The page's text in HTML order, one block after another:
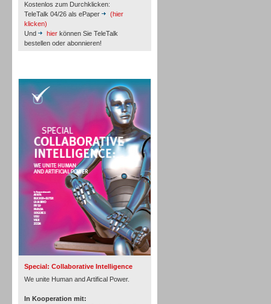
Kostenlos zum Durchklicken:
TeleTalk 04/26 als ePaper
(hier
klicken)
Und
hier können Sie TeleTalk
bestellen oder abonnieren!
Special: Collaborative Intelligence
We unite Human and Artifical Power.
In Kooperation mit:
Personal
Inbound